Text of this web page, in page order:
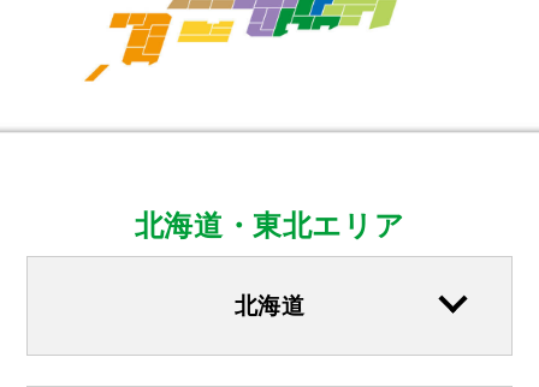
北海道・東北エリア
北海道